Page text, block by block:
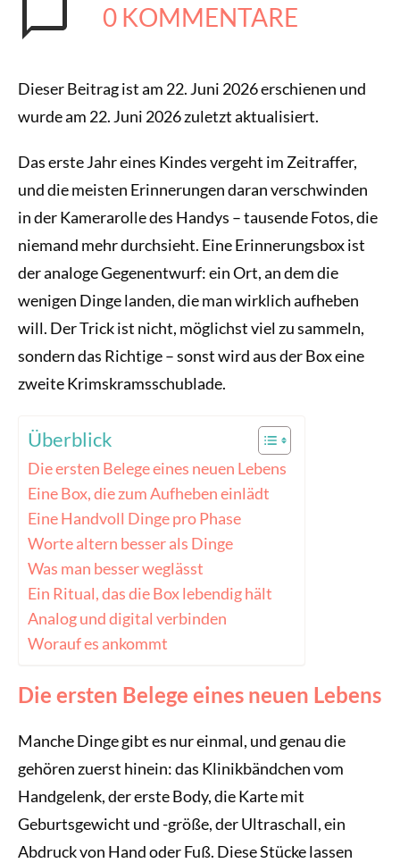
0 KOMMENTARE
Dieser Beitrag ist am 22. Juni 2026 erschienen und
wurde am 22. Juni 2026 zuletzt aktualisiert.
Das erste Jahr eines Kindes vergeht im Zeitraffer,
und die meisten Erinnerungen daran verschwinden
in der Kamerarolle des Handys – tausende Fotos, die
niemand mehr durchsieht. Eine Erinnerungsbox ist
der analoge Gegenentwurf: ein Ort, an dem die
wenigen Dinge landen, die man wirklich aufheben
will. Der Trick ist nicht, möglichst viel zu sammeln,
sondern das Richtige – sonst wird aus der Box eine
zweite Krimskramsschublade.
Überblick
Die ersten Belege eines neuen Lebens
Eine Box, die zum Aufheben einlädt
Eine Handvoll Dinge pro Phase
Worte altern besser als Dinge
Was man besser weglässt
Ein Ritual, das die Box lebendig hält
Analog und digital verbinden
Worauf es ankommt
Die ersten Belege eines neuen Lebens
Manche Dinge gibt es nur einmal, und genau die
gehören zuerst hinein: das Klinikbändchen vom
Handgelenk, der erste Body, die Karte mit
Geburtsgewicht und -größe, der Ultraschall, ein
Abdruck von Hand oder Fuß. Diese Stücke lassen